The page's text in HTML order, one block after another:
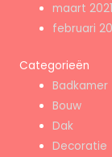
maart 2021
februari
Categorieën
Badkamer
Bouw
Dak
Decoratie